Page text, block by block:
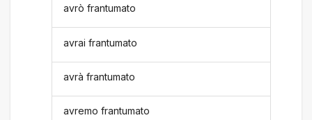
avrò frantumato
avrai frantumato
avrà frantumato
avremo frantumato